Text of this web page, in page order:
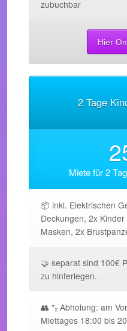
zubuchbar
Hier
2 Tage
Miete für 2
📦 inkl. Elektrischen
Deckungen, 2x
Masken, 2x
🤝 separat sind 100€
zu hinterlegen.
👥 *₂ Abholung: am
Miettages 18:00 bis